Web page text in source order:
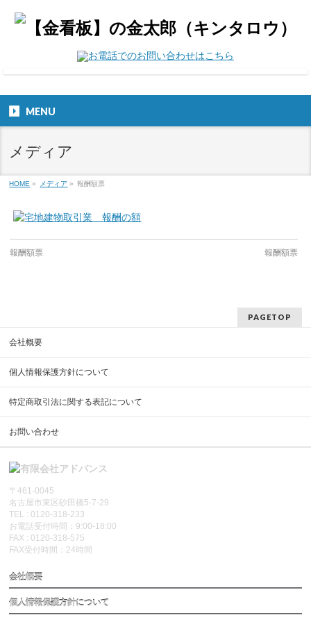
MENU
メディア
HOME » メディア » 報酬額票
報酬額票 報酬額票
PAGETOP
会社概要
個人情報保護方針について
特定商取引法に関する表記について
お問い合わせ
〒461-0045
名古屋市東区砂田橋5-7-29
TEL : 0120-318-233
お電話受付時間：9:00-18:00
FAX : 0120-318-575
FAX受付時間：24時間
会社概要
個人情報保護方針について